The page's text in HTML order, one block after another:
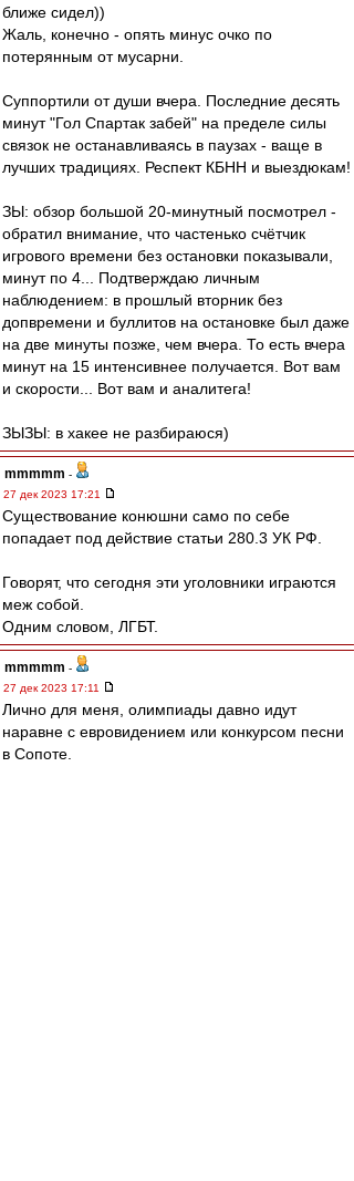
ближе сидел))
Жаль, конечно - опять минус очко по
потерянным от мусарни.
Суппортили от души вчера. Последние десять
минут "Гол Спартак забей" на пределе силы
связок не останавливаясь в паузах - ваще в
лучших традициях. Респект КБНН и выездюкам!
ЗЫ: обзор большой 20-минутный посмотрел -
обратил внимание, что частенько счётчик
игрового времени без остановки показывали,
минут по 4... Подтверждаю личным
наблюдением: в прошлый вторник без
допвремени и буллитов на остановке был даже
на две минуты позже, чем вчера. То есть вчера
минут на 15 интенсивнее получается. Вот вам
и скорости... Вот вам и аналитега!
ЗЫЗЫ: в хакее не разбираюся)
mmmmm -
27 дек 2023 17:21
Существование конюшни само по себе
попадает под действие статьи 280.3 УК РФ.
Говорят, что сегодня эти уголовники играются
меж собой.
Одним словом, ЛГБТ.
mmmmm -
27 дек 2023 17:11
Лично для меня, олимпиады давно идут
наравне с евровидением или конкурсом песни
в Сопоте.